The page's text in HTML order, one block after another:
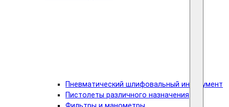
Пневматический шлифовальный инструмент
Пистолеты различного назначения